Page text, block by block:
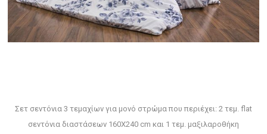
Σετ σεντόνια 3 τεμαχίων για μονό στρώμα που περιέχει: 2 τεμ. flat
σεντόνια διαστάσεων 160X240 cm και 1 τεμ. μαξιλαροθήκη